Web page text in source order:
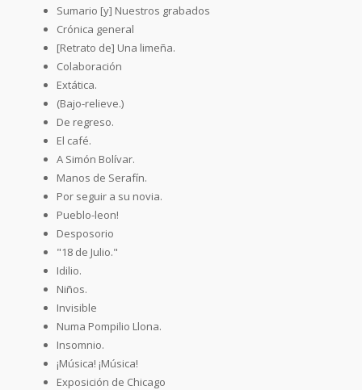
Sumario [y] Nuestros grabados
Crónica general
[Retrato de] Una limeña.
Colaboración
Extática.
(Bajo-relieve.)
De regreso.
El café.
A Simón Bolívar.
Manos de Serafín.
Por seguir a su novia.
Pueblo-leon!
Desposorio
"18 de Julio."
Idilio.
Niños.
Invisible
Numa Pompilio Llona.
Insomnio.
¡Música! ¡Música!
Exposición de Chicago